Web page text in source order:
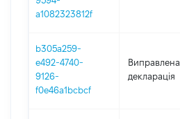
a1082323812f
b305a259-
e492-4740-
9126-
f0e46a1bcbcf
Виправлена
декларація